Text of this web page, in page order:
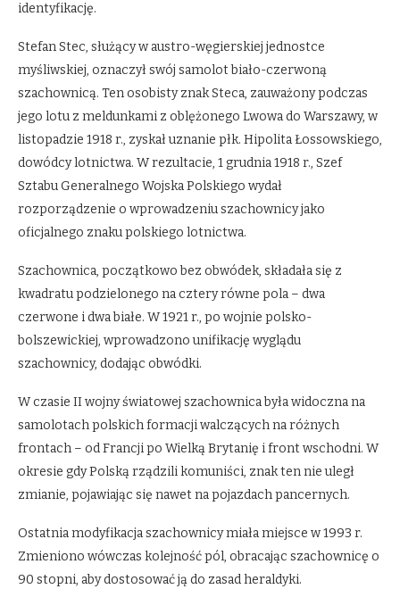
identyfikację.
Stefan Stec, służący w austro-węgierskiej jednostce
myśliwskiej, oznaczył swój samolot biało-czerwoną
szachownicą. Ten osobisty znak Steca, zauważony podczas
jego lotu z meldunkami z oblężonego Lwowa do Warszawy, w
listopadzie 1918 r., zyskał uznanie płk. Hipolita Łossowskiego,
dowódcy lotnictwa. W rezultacie, 1 grudnia 1918 r., Szef
Sztabu Generalnego Wojska Polskiego wydał
rozporządzenie o wprowadzeniu szachownicy jako
oficjalnego znaku polskiego lotnictwa.
Szachownica, początkowo bez obwódek, składała się z
kwadratu podzielonego na cztery równe pola – dwa
czerwone i dwa białe. W 1921 r., po wojnie polsko-
bolszewickiej, wprowadzono unifikację wyglądu
szachownicy, dodając obwódki.
W czasie II wojny światowej szachownica była widoczna na
samolotach polskich formacji walczących na różnych
frontach – od Francji po Wielką Brytanię i front wschodni. W
okresie gdy Polską rządzili komuniści, znak ten nie uległ
zmianie, pojawiając się nawet na pojazdach pancernych.
Ostatnia modyfikacja szachownicy miała miejsce w 1993 r.
Zmieniono wówczas kolejność pól, obracając szachownicę o
90 stopni, aby dostosować ją do zasad heraldyki.